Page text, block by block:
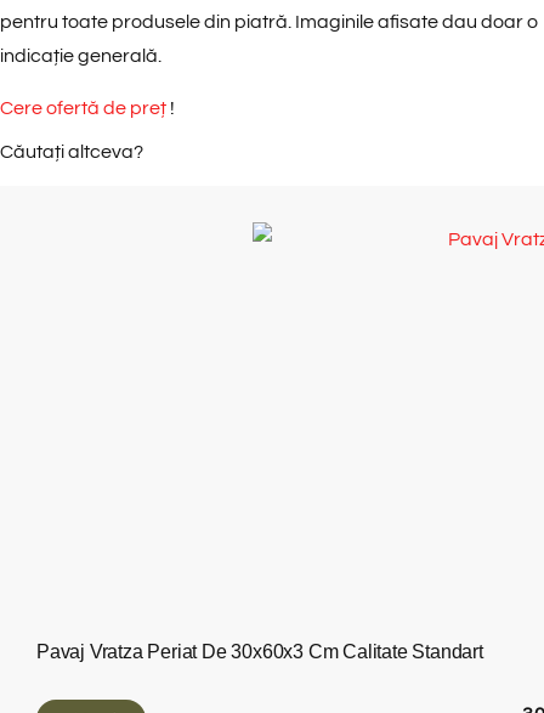
pentru toate produsele din piatră. Imaginile afisate dau doar o
indicație generală.
Cere ofertă de preț !
Căutați altceva?
Pavaj Vratza Periat De 30x60x3 Cm Calitate Standart